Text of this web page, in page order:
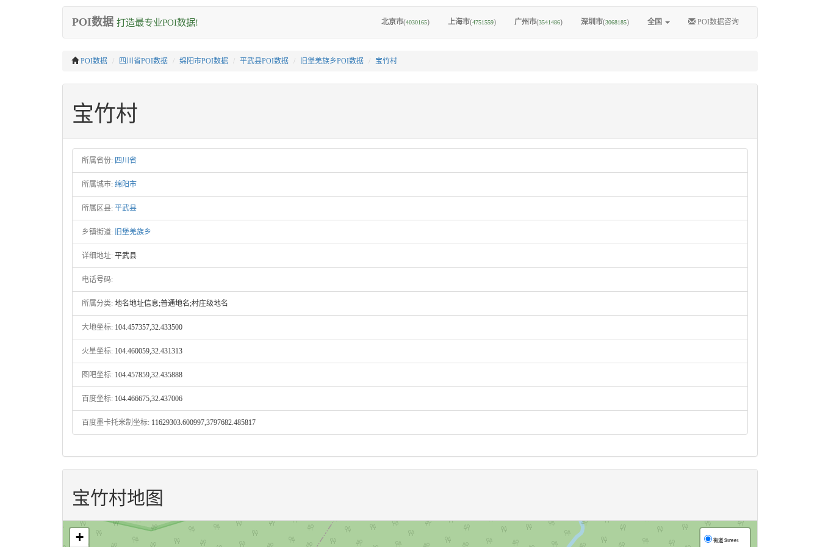
POI数据 打造最专业POI数据! 北京市(4030165) 上海市(4751559) 广州市(3541486) 深圳市(3068185) 全国 POI数据咨询
POI数据 四川省POI数据 绵阳市POI数据 平武县POI数据 旧堡羌族乡POI数据 宝竹村
宝竹村
所属省份: 四川省
所属城市: 绵阳市
所属区县: 平武县
乡镇街道: 旧堡羌族乡
详细地址: 平武县
电话号码:
所属分类: 地名地址信息;普通地名;村庄级地名
大地坐标: 104.457357,32.433500
火星坐标: 104.460059,32.431313
图吧坐标: 104.457859,32.435888
百度坐标: 104.466675,32.437006
百度墨卡托米制坐标: 11629303.600997,3797682.485817
宝竹村地图
+ 街道 Street